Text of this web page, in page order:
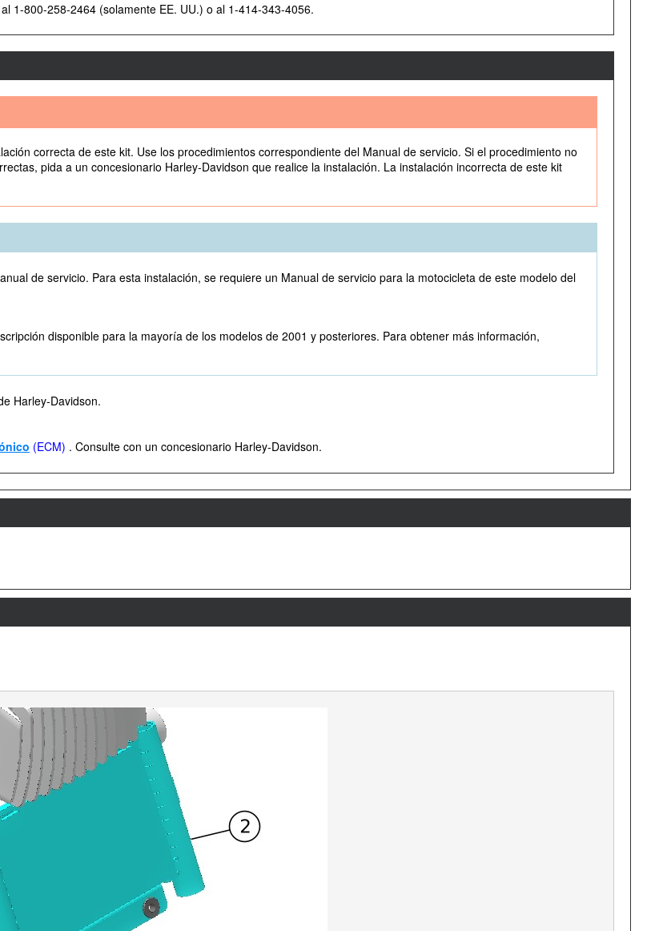
1-800-258-2464 (solamente EE. UU.) o al 1-414-343-4056.
correcta de este kit. Use los procedimientos correspondiente del Manual de servicio. Si el procedimiento no
pida a un concesionario Harley-Davidson que realice la instalación. La instalación incorrecta de este kit
de servicio. Para esta instalación, se requiere un Manual de servicio para la motocicleta de este modelo del
disponible para la mayoría de los modelos de 2001 y posteriores. Para obtener más información,
Harley-Davidson.
(ECM) . Consulte con un concesionario Harley-Davidson.